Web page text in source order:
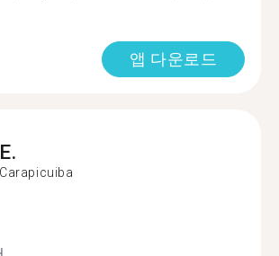
앱 다운로드
E.
Carapicuiba